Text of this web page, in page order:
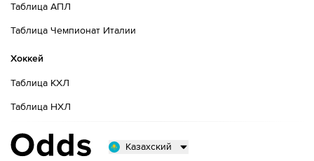
Таблица АПЛ
Таблица Чемпионат Италии
Хоккей
Таблица КХЛ
Таблица НХЛ
Казахский